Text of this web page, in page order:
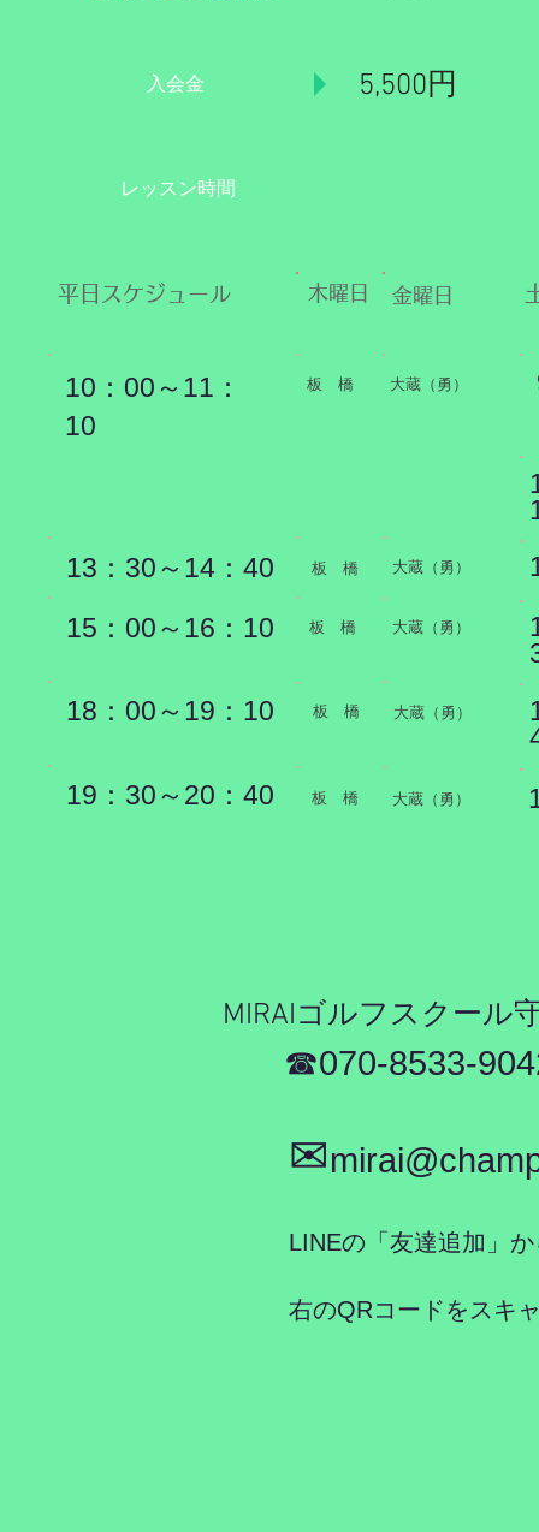
​入会金
​レッスン時間
5,500円
​平日スケジュール ​木曜日 金曜日
10：00～11：
10
​板 橋 ​大蔵（勇）
13：30～14：40
15：00～16：10
18：00～19：10
19：30～20：40
​板 橋 ​大蔵（勇）
​板 橋
​板 橋
​大蔵（勇）
​大蔵（勇）
​板 橋 ​大蔵（勇）
MIRAIゴルフスクー
​☎070-8533-
✉
LINEの「友達追加」
右のQRコードをスキ